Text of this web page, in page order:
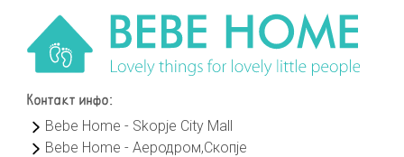
Контакт инфо:
Bebe Home - Skopje City Mall
Bebe Home - Аеродром,Скопје